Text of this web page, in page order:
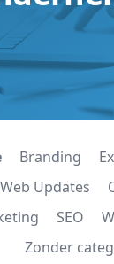
Branding
Updates
SEO
Zonder